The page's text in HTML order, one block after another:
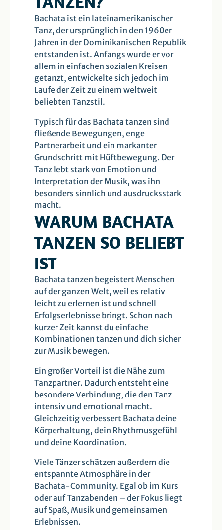
Bachata ist ein lateinamerikanischer
Tanz, der ursprünglich in den 1960er
Jahren in der Dominikanischen Republik
entstanden ist. Anfangs wurde er vor
allem in einfachen sozialen Kreisen
getanzt, entwickelte sich jedoch im
Laufe der Zeit zu einem weltweit
beliebten Tanzstil.
Typisch für das Bachata tanzen sind
fließende Bewegungen, enge
Partnerarbeit und ein markanter
Grundschritt mit Hüftbewegung. Der
Tanz lebt stark von Emotion und
Interpretation der Musik, was ihn
besonders sinnlich und ausdrucksstark
macht.
WARUM BACHATA
TANZEN SO BELIEBT
IST
Bachata tanzen begeistert Menschen
auf der ganzen Welt, weil es relativ
leicht zu erlernen ist und schnell
Erfolgserlebnisse bringt. Schon nach
kurzer Zeit kannst du einfache
Kombinationen tanzen und dich sicher
zur Musik bewegen.
Ein großer Vorteil ist die Nähe zum
Tanzpartner. Dadurch entsteht eine
besondere Verbindung, die den Tanz
intensiv und emotional macht.
Gleichzeitig verbessert Bachata deine
Körperhaltung, dein Rhythmusgefühl
und deine Koordination.
Viele Tänzer schätzen außerdem die
entspannte Atmosphäre in der
Bachata-Community. Egal ob im Kurs
oder auf Tanzabenden – der Fokus liegt
auf Spaß, Musik und gemeinsamen
Erlebnissen.